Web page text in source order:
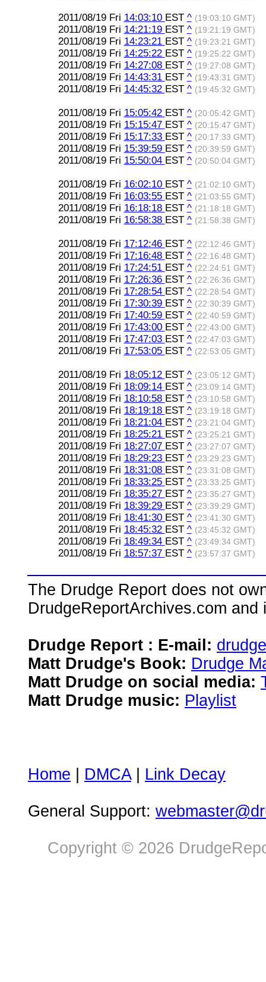
2011/08/19 Fri 14:03:10 EST ^ (19:03:10 GMT)
2011/08/19 Fri 14:21:19 EST ^ (19:21:19 GMT)
2011/08/19 Fri 14:23:21 EST ^ (19:23:21 GMT)
2011/08/19 Fri 14:25:22 EST ^ (19:25:22 GMT)
2011/08/19 Fri 14:27:08 EST ^ (19:27:08 GMT)
2011/08/19 Fri 14:43:31 EST ^ (19:43:31 GMT)
2011/08/19 Fri 14:45:32 EST ^ (19:45:32 GMT)
2011/08/19 Fri 15:05:42 EST ^ (20:05:42 GMT)
2011/08/19 Fri 15:15:47 EST ^ (20:15:47 GMT)
2011/08/19 Fri 15:17:33 EST ^ (20:17:33 GMT)
2011/08/19 Fri 15:39:59 EST ^ (20:39:59 GMT)
2011/08/19 Fri 15:50:04 EST ^ (20:50:04 GMT)
2011/08/19 Fri 16:02:10 EST ^ (21:02:10 GMT)
2011/08/19 Fri 16:03:55 EST ^ (21:03:55 GMT)
2011/08/19 Fri 16:18:18 EST ^ (21:18:18 GMT)
2011/08/19 Fri 16:58:38 EST ^ (21:58:38 GMT)
2011/08/19 Fri 17:12:46 EST ^ (22:12:46 GMT)
2011/08/19 Fri 17:16:48 EST ^ (22:16:48 GMT)
2011/08/19 Fri 17:24:51 EST ^ (22:24:51 GMT)
2011/08/19 Fri 17:26:36 EST ^ (22:26:36 GMT)
2011/08/19 Fri 17:28:54 EST ^ (22:28:54 GMT)
2011/08/19 Fri 17:30:39 EST ^ (22:30:39 GMT)
2011/08/19 Fri 17:40:59 EST ^ (22:40:59 GMT)
2011/08/19 Fri 17:43:00 EST ^ (22:43:00 GMT)
2011/08/19 Fri 17:47:03 EST ^ (22:47:03 GMT)
2011/08/19 Fri 17:53:05 EST ^ (22:53:05 GMT)
2011/08/19 Fri 18:05:12 EST ^ (23:05:12 GMT)
2011/08/19 Fri 18:09:14 EST ^ (23:09:14 GMT)
2011/08/19 Fri 18:10:58 EST ^ (23:10:58 GMT)
2011/08/19 Fri 18:19:18 EST ^ (23:19:18 GMT)
2011/08/19 Fri 18:21:04 EST ^ (23:21:04 GMT)
2011/08/19 Fri 18:25:21 EST ^ (23:25:21 GMT)
2011/08/19 Fri 18:27:07 EST ^ (23:27:07 GMT)
2011/08/19 Fri 18:29:23 EST ^ (23:29:23 GMT)
2011/08/19 Fri 18:31:08 EST ^ (23:31:08 GMT)
2011/08/19 Fri 18:33:25 EST ^ (23:33:25 GMT)
2011/08/19 Fri 18:35:27 EST ^ (23:35:27 GMT)
2011/08/19 Fri 18:39:29 EST ^ (23:39:29 GMT)
2011/08/19 Fri 18:41:30 EST ^ (23:41:30 GMT)
2011/08/19 Fri 18:45:32 EST ^ (23:45:32 GMT)
2011/08/19 Fri 18:49:34 EST ^ (23:49:34 GMT)
2011/08/19 Fri 18:57:37 EST ^ (23:57:37 GMT)
The Drudge Report does not
DrudgeReportArchives.com
Drudge Report : E-mail:
Matt Drudge's Book: Drudge
Matt Drudge on social media:
Matt Drudge music: Playlist
Home DMCA| Link Decay
General Support:
Copyright © 2026